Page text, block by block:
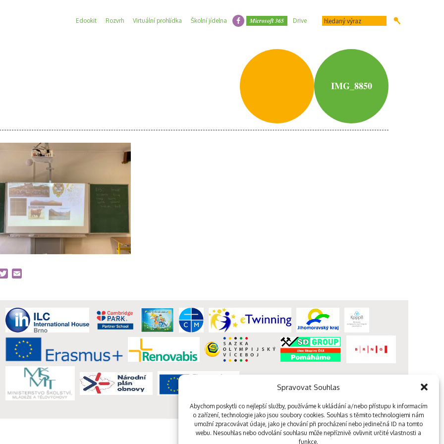
Spravovat Souhlas
Abychom poskytli co nejlepší služby, používáme k ukládání a/nebo přístupu k informacím
o zařízení, technologie jako jsou soubory cookies. Souhlas s těmito technologiemi nám
umožní zpracovávat údaje, jako je chování při procházení nebo jedinečná ID na tomto
webu. Nesouhlas nebo odvolání souhlasu může nepříznivě ovlivnit určité vlastnosti a
funkce.
Edookit Rozvrh Virtuální prohlídka Školní jídelna Microsoft 365 Drive
IMG_8850
Twitter
webdesign kutululu